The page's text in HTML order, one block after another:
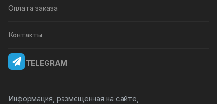
Оплата заказа
Контакты
TELEGRAM
Информация, размещенная на сайте,